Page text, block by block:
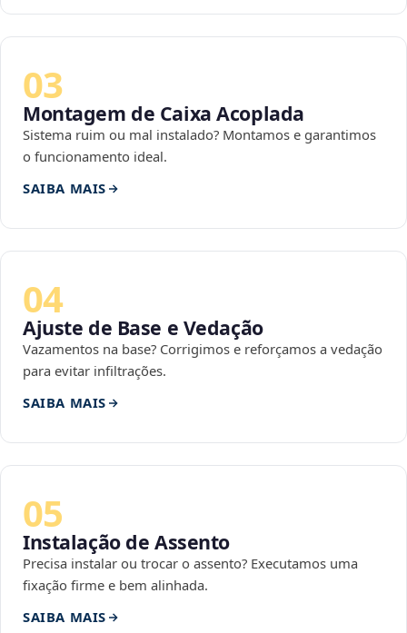
03
Montagem de Caixa Acoplada
Sistema ruim ou mal instalado? Montamos e garantimos
o funcionamento ideal.
SAIBA MAIS
04
Ajuste de Base e Vedação
Vazamentos na base? Corrigimos e reforçamos a vedação
para evitar infiltrações.
SAIBA MAIS
05
Instalação de Assento
Precisa instalar ou trocar o assento? Executamos uma
fixação firme e bem alinhada.
SAIBA MAIS